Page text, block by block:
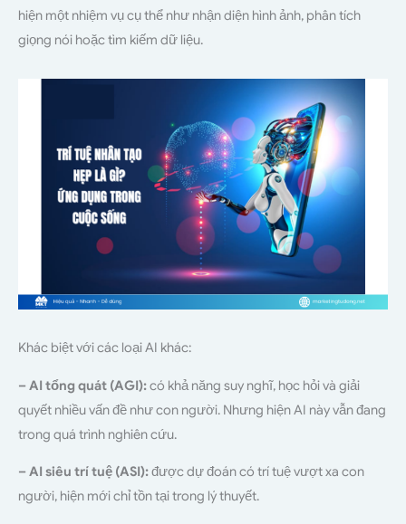
hiện một nhiệm vụ cụ thể như nhận diện hình ảnh, phân tích
giọng nói hoặc tìm kiếm dữ liệu.
Khác biệt với các loại AI khác:
– AI tổng quát (AGI):có khả năng suy nghĩ, học hỏi và giải
quyết nhiều vấn đề như con người. Nhưng hiện AI này vẫn đang
trong quá trình nghiên cứu.
– AI siêu trí tuệ (ASI):được dự đoán có trí tuệ vượt xa con
người, hiện mới chỉ tồn tại trong lý thuyết.